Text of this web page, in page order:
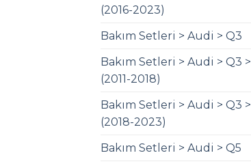
(2016-2023)
Bakım Setleri > Audi > Q3
Bakım Setleri > Audi > Q3 >
(2011-2018)
Bakım Setleri > Audi > Q3 >
(2018-2023)
Bakım Setleri > Audi > Q5